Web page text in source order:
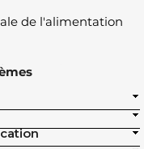
de l'alimentation
réceptions
intensif des achats